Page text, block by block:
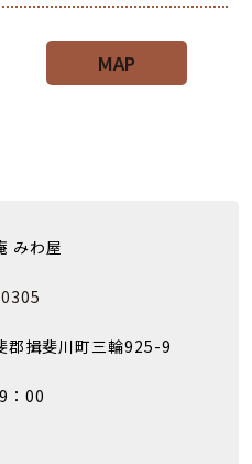
MAP
みわ屋
郡揖斐川町三輪925-9
：00